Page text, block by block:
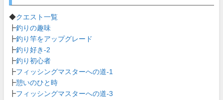
◆クエスト一覧
┣釣りの趣味
┣釣り竿をアップグレード
┣釣り好き-2
┣釣り初心者
┣フィッシングマスターへの道-1
┣憩いのひと時
┣フィッシングマスターへの道-3